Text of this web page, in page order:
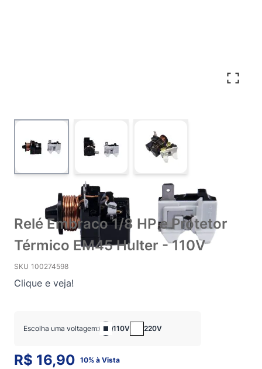
Relé Embraco 1/8 HP e Protetor
Térmico EM45 Hulter - 110V
SKU 100274598
Clique e veja!
Escolha uma voltagem: 110V 220V
R$ 16,90 10% à Vista